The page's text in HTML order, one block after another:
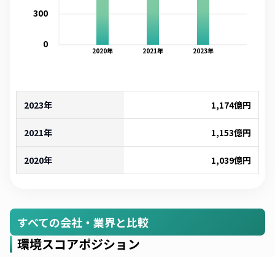
2020年 2021年 2023年
0
300
2023年 1,174億円
2021年 1,153億円
2020年 1,039億円
すべての会社・業界と比較
環境スコアポジション